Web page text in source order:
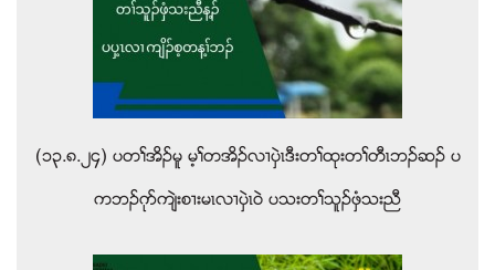
(၁၃.၈.၂၄) ပတႈအိဥမူ မ့ႈတအိဥလ႕ပွဲၚဒီးတႈထုးတႈတီၚဘဥဆဥ ပ
ကဘဥဂုဏက်ဲးစ႕းမၚလ႕ပွဲၚဝဲ ပသးတႈသူဥဖွံသးညီ